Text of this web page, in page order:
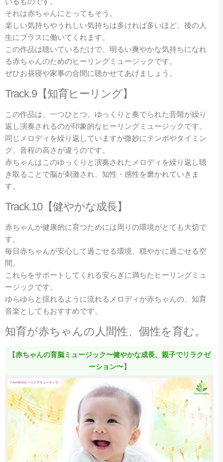
それは赤ちゃんにとってもそう。
楽しい気持ちやうれしい気持ちは多ければ多いほど、後の人
生にプラスに働いてくれます。
この作品は聴いているだけで、明るい爽やかな気持ちになれ
る赤ちゃんのためのヒーリングミュージックです。
ぜひお昼寝や家事の合間に聴かせてあげましょう。
Track.9【知育ヒーリング】
この作品は、一つひとつ、ゆっくりと奏でられた音階が繰り
返し演奏されるのが印象的なヒーリングミュージックです。
同じメロディを繰り返していますが微妙にテンポやタイミン
グ、音程の高さが違うのです。
赤ちゃんはこのゆっくりと演奏されたメロディを繰り返し聴
き取ることで脳が刺激され、知性・感性を磨かれていきま
す。
Track.10【健やかな成長】
赤ちゃんが健康的に育つためには周りの環境がとても大切で
す。
毎日赤ちゃんが安心して過ごせる環境、穏やかに過ごせる空
間。
これらをサポートしてくれる安らぎに満ちたヒーリングミュ
ージックです。
ゆらゆらと揺れるように流れるメロディが赤ちゃんの、知育
音楽としてもおすすめです。
知育が赤ちゃんの人間性、個性を育む。
【赤ちゃんの育脳ミュージック〜健やかな成長、親子でリラクゼ
ーション〜】